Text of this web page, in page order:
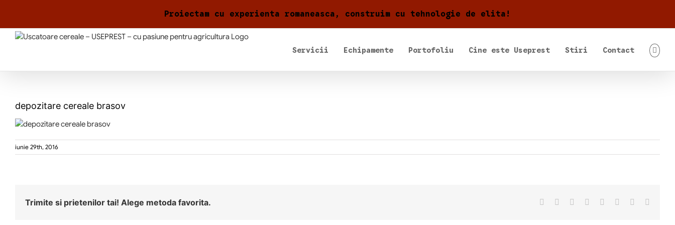
content
Proiectam cu experienta romaneasca, construim cu tehnologie de elita!
Servicii Echipamente Portofoliu Cine este Useprest Stiri Contact
depozitare cereale brasov
iunie 29th, 2016
Trimite si prietenilor tai! Alege metoda favorita. Facebook Reddit LinkedIn
TumblrPinterest